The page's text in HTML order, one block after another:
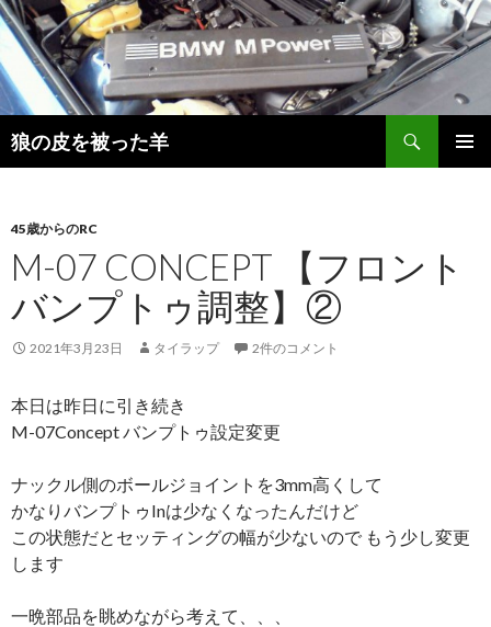
狼の皮を被った羊
検
索
ン
ツ
へ
移
動
45歳からのRC
M-07 CONCEPT 【フロント
バンプトゥ調整】②
2021年3月23日 タイラップ 2件のコメント
本日は昨日に引き続き
M-07Concept バンプトゥ設定変更
ナックル側のボールジョイントを3mm高くして
かなりバンプトゥInは少なくなったんだけど
この状態だとセッティングの幅が少ないので もう少し変更
します
一晩部品を眺めながら考えて、、、